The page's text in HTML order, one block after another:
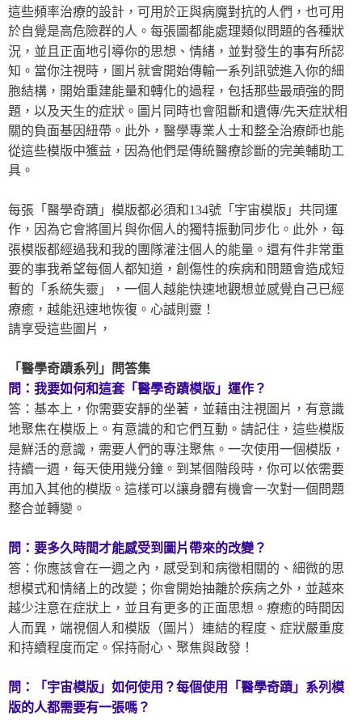
這些頻率治療的設計，可用於正與病魔對抗的人們，也可用
於自覺是高危險群的人。每張圖都能處理類似問題的各種狀
況，並且正面地引導你的思想、情緒，並對發生的事有所認
知。當你注視時，圖片就會開始傳輸一系列訊號進入你的細
胞結構，開始重建能量和轉化的過程，包括那些最頑強的問
題，以及天生的症狀。圖片同時也會阻斷和遺傳/先天症狀相
關的負面基因紐帶。此外，醫學專業人士和整全治療師也能
從這些模版中獲益，因為他們是傳統醫療診斷的完美輔助工
具。
每張「醫學奇蹟」模版都必須和134號「宇宙模版」共同運
作，因為它會將圖片與你個人的獨特振動同步化。此外，每
張模版都經過我和我的團隊灌注個人的能量。還有件非常重
要的事我希望每個人都知道，創傷性的疾病和問題會造成短
暫的「系統失靈」，一個人越能快速地觀想並感覺自己已經
療癒，越能迅速地恢復。心誠則靈！
請享受這些圖片，
「醫學奇蹟系列」問答集
問：我要如何和這套「醫學奇蹟模版」運作？
答：基本上，你需要安靜的坐著，並藉由注視圖片，有意識
地聚焦在模版上。有意識的和它們互動。請記住，這些模版
是鮮活的意識，需要人們的專注聚焦。一次使用一個模版，
持續一週，每天使用幾分鐘。到某個階段時，你可以依需要
再加入其他的模版。這樣可以讓身體有機會一次對一個問題
整合並轉變。
問：要多久時間才能感受到圖片帶來的改變？
答：你應該會在一週之內，感受到和病徵相關的、細微的思
想模式和情緒上的改變；你會開始抽離於疾病之外，並越來
越少注意在症狀上，並且有更多的正面思想。療癒的時間因
人而異，端視個人和模版（圖片）連結的程度、症狀嚴重度
和持續程度而定。保持耐心、聚焦與啟發！
問：「宇宙模版」如何使用？每個使用「醫學奇蹟」系列模
版的人都需要有一張嗎？